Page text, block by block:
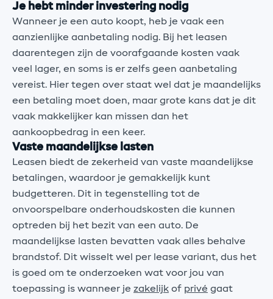
Je hebt minder investering nodig
Wanneer je een auto koopt, heb je vaak een
aanzienlijke aanbetaling nodig. Bij het leasen
daarentegen zijn de voorafgaande kosten vaak
veel lager, en soms is er zelfs geen aanbetaling
vereist. Hier tegen over staat wel dat je maandelijks
een betaling moet doen, maar grote kans dat je dit
vaak makkelijker kan missen dan het
aankoopbedrag in een keer.
Vaste maandelijkse lasten
Leasen biedt de zekerheid van vaste maandelijkse
betalingen, waardoor je gemakkelijk kunt
budgetteren. Dit in tegenstelling tot de
onvoorspelbare onderhoudskosten die kunnen
optreden bij het bezit van een auto. De
maandelijkse lasten bevatten vaak alles behalve
brandstof. Dit wisselt wel per lease variant, dus het
is goed om te onderzoeken wat voor jou van
toepassing is wanneer je zakelijk of privé gaat